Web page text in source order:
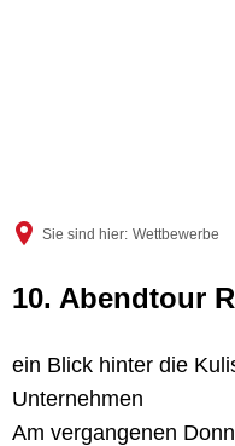
Sie sind hier: Wettbewerbe
10. Abendtour
ein Blick hinter die
Unternehmen
Am vergangenen